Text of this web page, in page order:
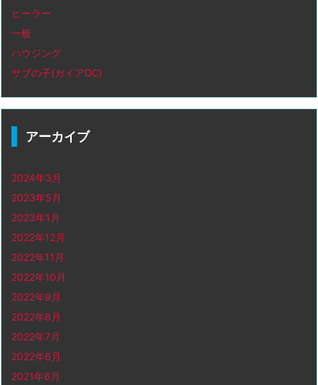
ヒーラー
一般
ハウジング
サブの子(ガイアDC)
アーカイブ
2024年3月
2023年5月
2023年1月
2022年12月
2022年11月
2022年10月
2022年9月
2022年8月
2022年7月
2022年6月
2021年6月